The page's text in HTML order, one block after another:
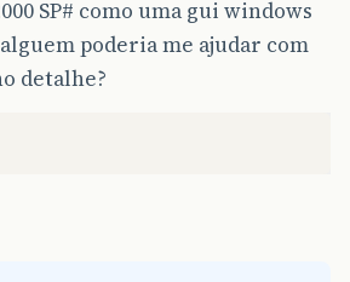
SP# como uma gui windows
poderia me ajudar com
detalhe?